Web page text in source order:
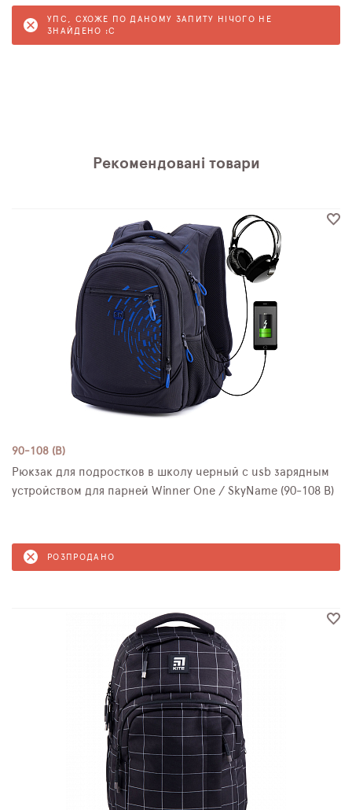
УПС, СХОЖЕ ПО ДАНОМУ ЗАПИТУ НІЧОГО НЕ
ЗНАЙДЕНО :C
Рекомендовані товари
90-108 (B)
Рюкзак для подростков в школу черный с usb зарядным
устройством для парней Winner One / SkyName (90-108 B)
РОЗПРОДАНО